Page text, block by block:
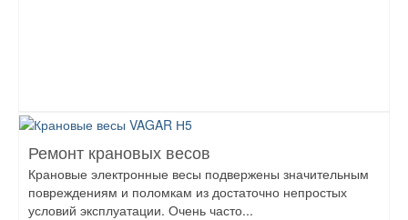
Ремонт крановых весов
Крановые электронные весы подвержены значительным
повреждениям и поломкам из достаточно непростых
условий эксплуатации. Очень часто...